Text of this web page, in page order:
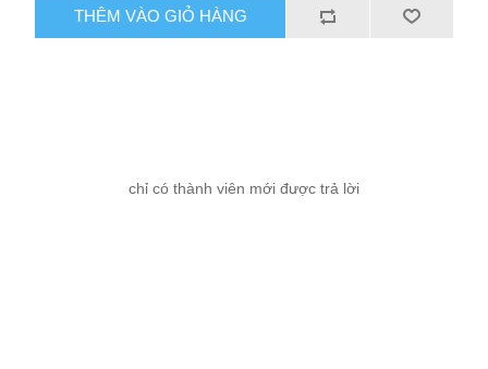
THÊM VÀO GIỎ HÀNG
chỉ có thành viên mới được trả lời